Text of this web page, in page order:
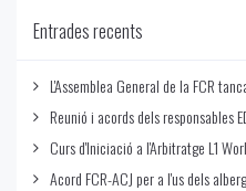
Entrades recents
L'Assemblea General de la FCR
Reunió i acords dels responsables
Curs d'Iniciació a l'Arbitratge L1
Acord FCR-ACJ per a l'us dels